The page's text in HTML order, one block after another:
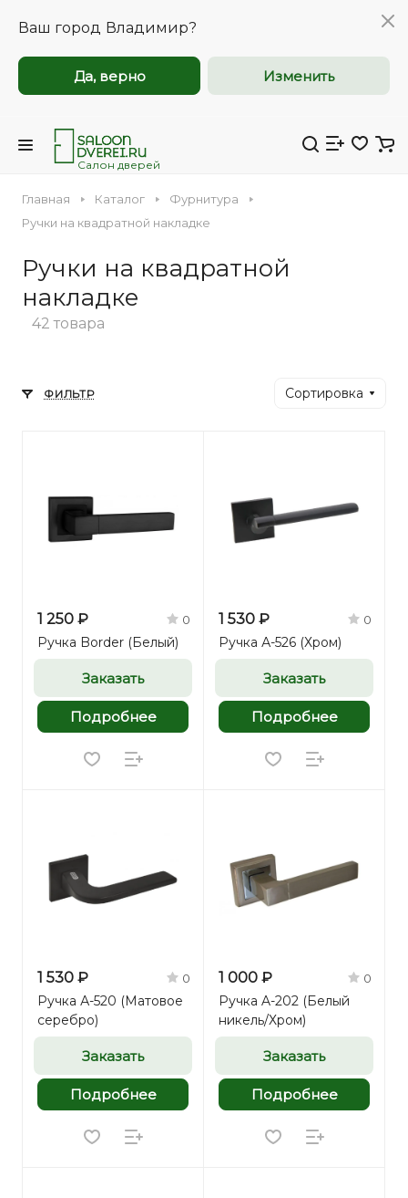
Ваш город Владимир?
Да, верно Изменить
Салон дверей
Главная Каталог
Фурнитура
Ручки на квадратной накладке
Ручки на квадратной
накладке
42 товара
ФИЛЬТР Сортировка
1 250 ₽ 0
Ручка Border (Белый)
Заказать
Подробнее
1 530 ₽ 0
Ручка А-526 (Хром)
Заказать
Подробнее
1 530 ₽ 0
Ручка А-520 (Матовое
серебро)
Заказать
Подробнее
1 000 ₽ 0
Ручка A-202 (Белый
никель/Хром)
Заказать
Подробнее
Входная Межкомнатная
входные двери
оптом
Компания Saloondverei.ru приглашает к
организации, застройщиков,
дизайнеров и индивидуальных
предпринимателей.
входные двери
оптом
Компания Saloondverei.ru приглашает к
организации, застройщиков,
дизайнеров и индивидуальных
предпринимателей.